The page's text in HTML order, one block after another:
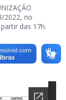
2022, no
das 17h.